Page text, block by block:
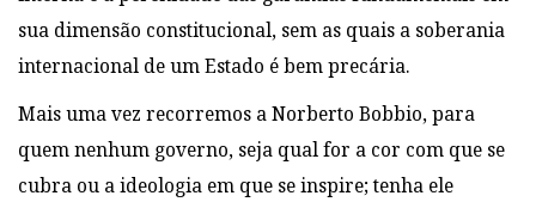
sua dimensão constitucional, sem as quais a soberania
internacional de um Estado é bem precária.
Mais uma vez recorremos a Norberto Bobbio, para
quem nenhum governo, seja qual for a cor com que se
cubra ou a ideologia em que se inspire; tenha ele